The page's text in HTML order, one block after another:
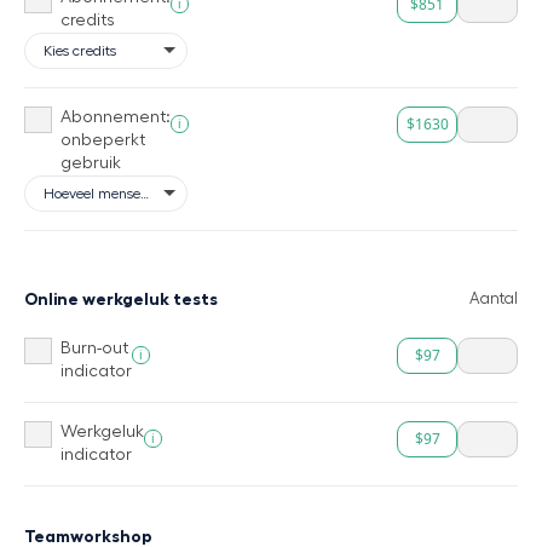
credits
i
Abonnement:
onbeperkt
gebruik
i $1630
Online werkgeluk tests Aantal
Burn-out
indicator
i $97
Werkgeluk
indicator
i $97
Teamworkshop